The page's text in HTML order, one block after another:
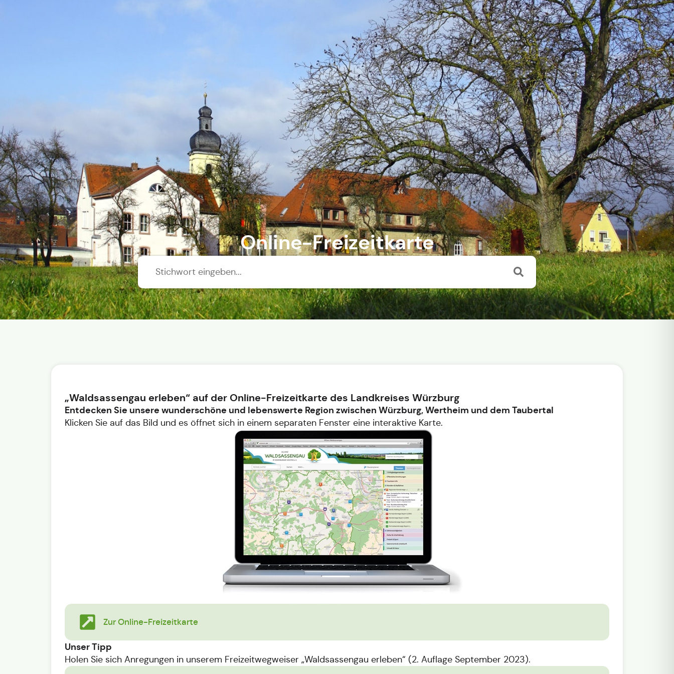
Online-Freizeitkarte
„Waldsassengau erleben“ auf der Online-Freizeitkarte des Landkreises Würzburg
Entdecken Sie unsere wunderschöne und lebenswerte Region zwischen Würzburg, Wertheim und dem Taubertal
Klicken Sie auf das Bild und es öffnet sich in einem separaten Fenster eine interaktive Karte.
Zur Online-Freizeitkarte
Unser Tipp
Holen Sie sich Anregungen in unserem Freizeitwegweiser „Waldsassengau erleben“ (2. Auflage September 2023).